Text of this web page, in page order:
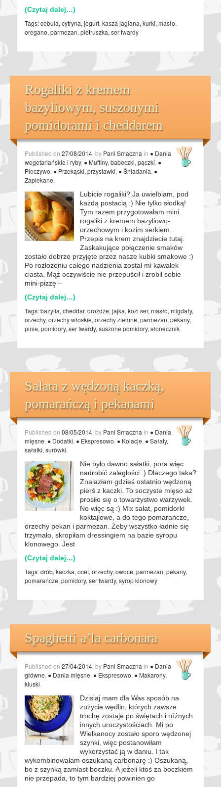
(Czytaj dalej…)
Tags:cebula, cytryna, jogurt, kasza jaglana, kurki, masło,
oregano, parmezan, pietruszka, ser twardy
Rogaliki z kremem
bazyliowym, suszonymi
pomidorami i cheddarem
Published on 27/08/2014 , by Pani Smaczna in ● Dania
wegetariańskie i ryby, ● Muffiny, babeczki, pączki ●
Pieczywo ● Przekąski, przystawki ● Śniadania ●
Zapiekane
Lubicie rogaliki? Ja uwielbiam, pod
każdą postacią :) Nie tylko słodką!
Tym razem przygotowałam mini
rogaliki z kremem bazyliowo-
orzechowym i kozim serkiem.
Przepis na krem znajdziecie tutaj.
Zaskakujące połączenie smaków
zostało dobrze przyjęte przez nasze kubki smakowe :)
Po rozłożeniu całego nadzienia został mi kawałek
ciasta. Mąż oczywiście nie przepuścił i zrobił sobie
mini-pizzę –
(Czytaj dalej…)
Tags:bazylia, cheddar, drożdże, jajka, kozi ser, masło, migdały,
orzechy, orzechy włoskie, orzechy ziemne, parmezan, pekany,
pinie, pomidory, ser twardy, suszone pomidory, słonecznik
Sałata z wędzoną kaczką,
pomarańczą i pekanami
Published on 08/05/2014 , by Pani Smaczna in ● Dania
mięsne ● Dodatki ● Ekspresowo ● Kolacje ● Sałaty,
sałatki, surówki
Nie było dawno sałatki, pora więc
nadrobić zaległości :) Dlaczego taka?
Znalazłam gdzieś ostatnio wędzoną
pierś z kaczki. To soczyste mięso aż
prosiło się o towarzystwo warzywek.
No więc są :) Mix sałat, pomidorki
koktajlowe, a do tego pomarańcze,
orzechy pekan i parmezan. Żeby wszystko ładnie się
trzymało, skropiłam dressingiem na bazie syropu
klonowego. Jest
(Czytaj dalej…)
Tags:drób, kaczka, ocet, orzechy, owoce, parmezan, pekany,
pomarańcze, pomidory, ser twardy, syrop klonowy
Spaghetti a’la carbonara
Published on 27/04/2014 , by Pani Smaczna in ● Dania
główne ● Dania mięsne ● Ekspresowo ● Makarony,
kluski
Dzisiaj mam dla Was sposób na
zużycie wędlin, których zawsze
trochę zostaje po świętach i różnych
innych uroczystościach. Mi po
Wielkanocy zostało sporo wędzonej
szynki, więc postanowiłam
wykorzystać ją w daniu. I tak
wykombinowałam oszukaną carbonarę :) Oszukaną,
bo z szynką zamiast boczku. A jeżeli ktoś za boczkiem
nie przepada, to tym bardziej powinien go